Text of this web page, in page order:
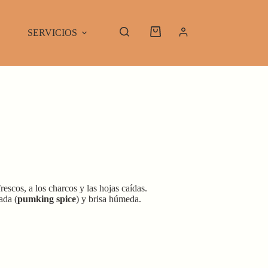
SERVICIOS
Carro
a los charcos y las hojas caídas.
(pumking spice) y brisa húmeda.